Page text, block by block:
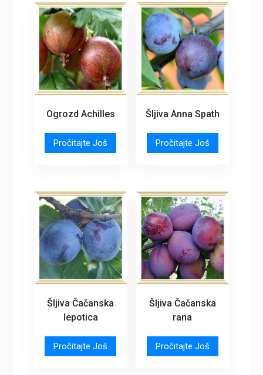
Ogrozd Achilles
Pročitajte Još
Šljiva Anna Spath
Pročitajte Još
Šljiva Čačanska
lepotica
Pročitajte Još
Šljiva Čačanska
rana
Pročitajte Još